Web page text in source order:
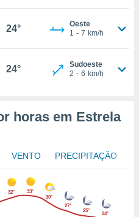
24°
Oeste
1 - 7 km/h
24°
Sudoeste
2 - 6 km/h
horas em Estrela
VENTO PRECIPITAÇÃO
32°
33°
30°
27°
25°
24°